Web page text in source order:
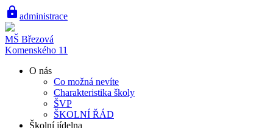
lock administrace
MŠ Březová
Komenského 11
O nás
Co možná nevíte
Charakteristika školy
ŠVP
ŠKOLNÍ ŘÁD
Školní jídelna